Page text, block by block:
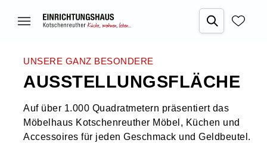
UNSERE GANZ BESONDERE
AUSSTELLUNGSFLÄCHE
Auf über 1.000 Quadratmetern präsentiert das
Möbelhaus Kotschenreuther Möbel, Küchen und
Accessoires für jeden Geschmack und Geldbeutel.